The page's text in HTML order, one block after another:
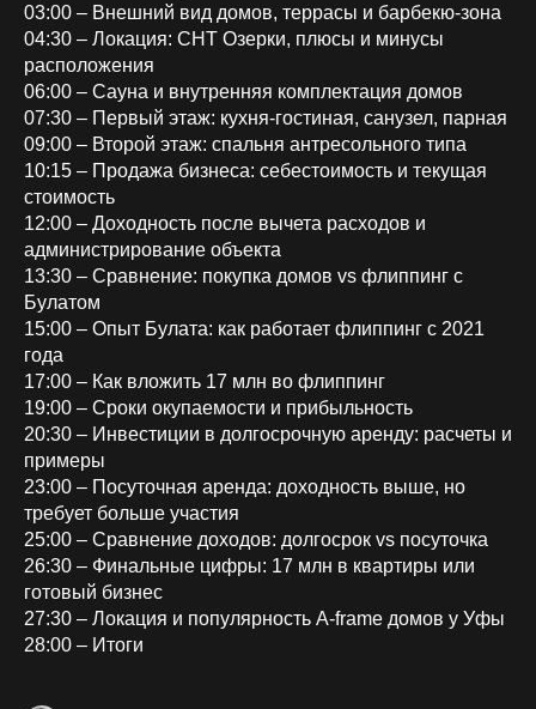
03:00 – Внешний вид домов, террасы и барбекю-зона
04:30 – Локация: СНТ Озерки, плюсы и минусы
расположения
06:00 – Сауна и внутренняя комплектация домов
07:30 – Первый этаж: кухня-гостиная, санузел, парная
09:00 – Второй этаж: спальня антресольного типа
10:15 – Продажа бизнеса: себестоимость и текущая
стоимость
12:00 – Доходность после вычета расходов и
администрирование объекта
13:30 – Сравнение: покупка домов vs флиппинг с
Булатом
15:00 – Опыт Булата: как работает флиппинг с 2021
года
17:00 – Как вложить 17 млн во флиппинг
19:00 – Сроки окупаемости и прибыльность
20:30 – Инвестиции в долгосрочную аренду: расчеты и
примеры
23:00 – Посуточная аренда: доходность выше, но
требует больше участия
25:00 – Сравнение доходов: долгосрок vs посуточка
26:30 – Финальные цифры: 17 млн в квартиры или
готовый бизнес
27:30 – Локация и популярность A-frame домов у Уфы
28:00 – Итоги